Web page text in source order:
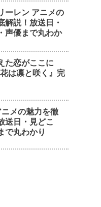
ーレン アニメの
解説！放送日・
声優まで丸わか
た恋がここに
は凛と咲く』完
メの魅力を徹
送日・見どこ
で丸わかり